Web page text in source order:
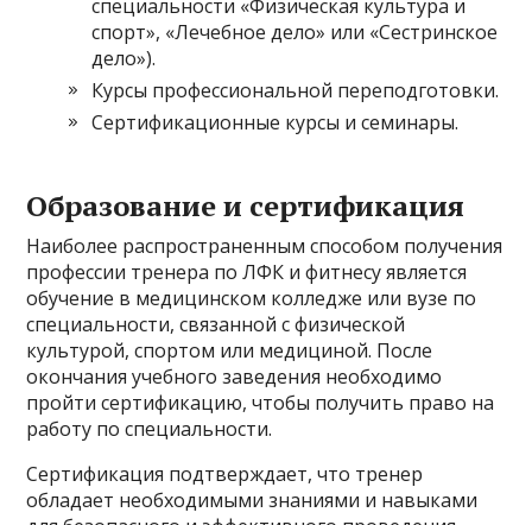
специальности «Физическая культура и
спорт», «Лечебное дело» или «Сестринское
дело»).
Курсы профессиональной переподготовки.
Сертификационные курсы и семинары.
Образование и сертификация
Наиболее распространенным способом получения
профессии тренера по ЛФК и фитнесу является
обучение в медицинском колледже или вузе по
специальности, связанной с физической
культурой, спортом или медициной. После
окончания учебного заведения необходимо
пройти сертификацию, чтобы получить право на
работу по специальности.
Сертификация подтверждает, что тренер
обладает необходимыми знаниями и навыками